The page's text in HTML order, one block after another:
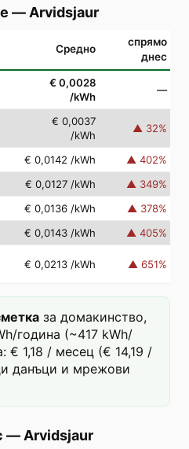
— Arvidsjaur
Средно
спрямо
днес
€ 0,0028
/kWh
—
€ 0,0037
/kWh
▲ 32%
€ 0,0142 /kWh ▲ 402%
€ 0,0127 /kWh ▲ 349%
€ 0,0136 /kWh ▲ 378%
€ 0,0143 /kWh ▲ 405%
€ 0,0213 /kWh ▲ 651%
за домакинство,
година (~417 kWh/
€ 1,18 / месец (€ 14,19 /
данъци и мрежови
— Arvidsjaur